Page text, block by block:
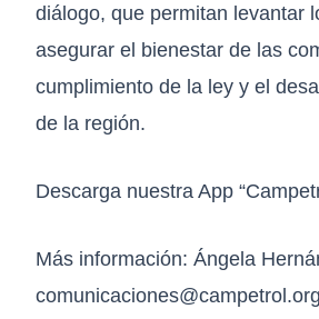
diálogo, que permitan levantar
asegurar el bienestar de las
cumplimiento de la ley y el
de la región.
Descarga nuestra App
Más información: Ángela
comunicaciones@campetrol.org